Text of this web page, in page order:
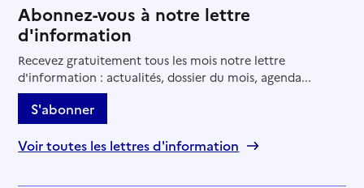
Abonnez-vous à notre lettre
d'information
Recevez gratuitement tous les mois notre lettre
d'information : actualités, dossier du mois, agenda...
S'abonner
Voir toutes les lettres d'information